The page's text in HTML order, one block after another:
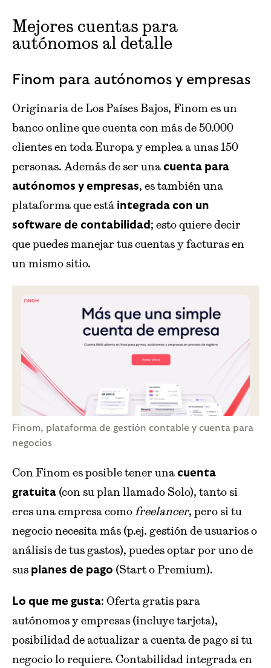
Mejores cuentas para
autónomos al detalle
Finom para autónomos y empresas
Originaria de Los Países Bajos, Finom es un
banco online que cuenta con más de 50.000
clientes en toda Europa y emplea a unas 150
personas. Además de ser una cuenta para
autónomos y empresas, es también una
plataforma que está integrada con un
software de contabilidad ; esto quiere decir
que puedes manejar tus cuentas y facturas en
un mismo sitio.
Finom, plataforma de gestión contable y cuenta para
negocios
Con Finom es posible tener una cuenta
gratuita (con su plan llamado Solo), tanto si
eres una empresa comofreelancer, pero si tu
negocio necesita más (p.ej. gestión de usuarios o
análisis de tus gastos), puedes optar por uno de
sus planes de pago (Start o Premium).
Lo que me gusta: Oferta gratis para
autónomos y empresas (incluye tarjeta),
posibilidad de actualizar a cuenta de pago si tu
negocio lo requiere. Contabilidad integrada en